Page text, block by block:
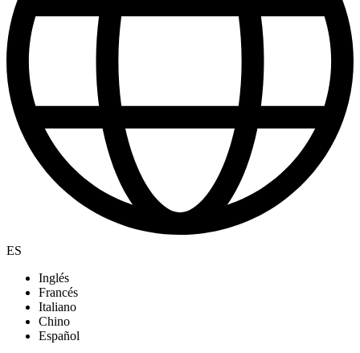
ES
Inglés
Francés
Italiano
Chino
Español